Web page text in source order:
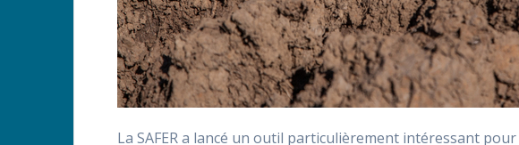
La SAFER a lancé un outil particulièrement intéressant